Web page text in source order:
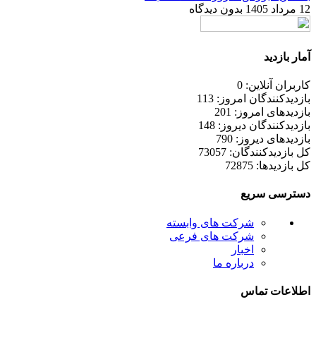
12 مرداد 1405
بدون دیدگاه
آمار بازدید
کاربران آنلاین: 0
بازدیدکنندگان امروز: 113
بازدیدهای امروز: 201
بازدیدکنندگان دیروز: 148
بازدیدهای دیروز: 790
کل بازدیدکنند‌گان: 73057
کل بازدیدها: 72875
دسترسی سریع
شرکت های وابسته
شرکت های فرعی
اخبار
درباره ما
اطلاعات تماس